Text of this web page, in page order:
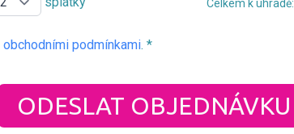
Celkem k úhradě:
obchodními podmínkami. *
ODESLAT OBJEDNÁVKU